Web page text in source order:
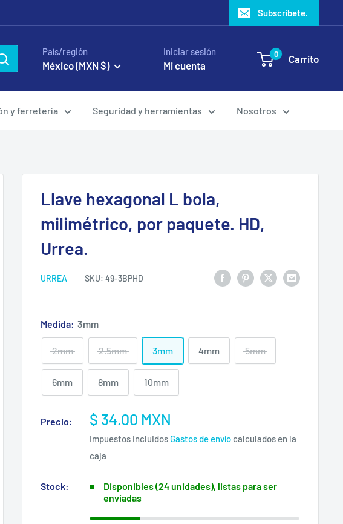
Subscríbete.
País/región
México (MXN $)
Iniciar sesión
Mi cuenta
0 Carrito
y ferretería Seguridad y herramientas Nosotros
Llave hexagonal L bola,
milimétrico, por paquete. HD,
Urrea.
URREA SKU:49-3BPHD
Medida: 3mm
2mm 2.5mm 3mm 4mm 5mm
6mm 8mm 10mm
Precio:
Precio
de
venta
$ 34.00 MXN
Impuestos incluidos Gastos de envío calculados en la
caja
Stock:
Disponibles (24 unidades), listas para ser
enviadas